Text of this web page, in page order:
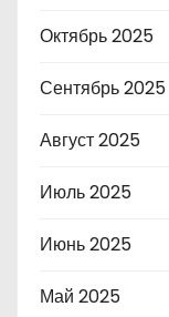
Октябрь 2025
Сентябрь 2025
Август 2025
Июль 2025
Июнь 2025
Май 2025